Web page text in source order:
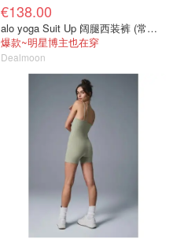
€138.00
alo yoga Suit Up 阔腿西装裤 (常规款)
爆款~明星博主也在穿
Dealmoon